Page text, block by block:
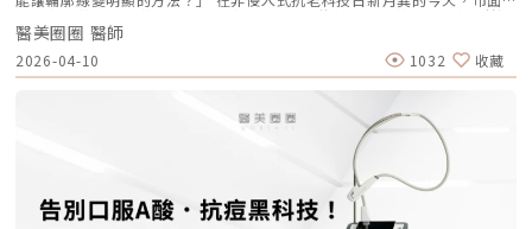
這是一個關鍵的鞏固點，能延續細胞的再生信號，讓拉皮效果更具層次感。
維持期： 經過這 3 次完整的週期療程後，肌膚的緊緻度與細緻質感通常可
以維持九個月左右的時間。2.術後照護：輕盈無負擔的修復由於 Profhilo
是極高純度的玻尿酸且不含化學交聯劑，術後反應極輕。只需在 24 小時內
避免劇烈運動與高溫環境（如溫泉、蒸氣室、高溫瑜伽），其餘日常生活、
上妝均不受影響，非常適合行程滿檔的都會女性。結語：美，是找回妳原本
的自然光采抗老不應該是「加法」，而是「還原」。Profhilo 逆時針的哲
學與辰美學的理念不謀而合：我們不希望客戶變得不像自己，我們希望妳在
未來的日子裡，依然保有那份緊緻、透亮的彈力美感。妳不需要厚重的粉底
來遮蓋疲態，因為最美的底妝，就是妳健康的真皮層。如果妳也想體驗這種
「由內而外」的重塑感，歡迎來到辰美學，讓我們為妳量身定制專屬的逆齡
處方箋。「詳細內容請詳見辰美學官網」
逆時針 (Profhilo) 傳統玻尿酸填充劑 主要功能 「生物重塑」(Bio-
remodeling)， 刺激膠原蛋白和彈力蛋白再生，從根本改善膚質 「填充」
和「支撐」， 用於填補凹陷、雕塑輪廓 成分組成 專利技術結合高低分子玻
尿酸， 64mg/2ml 高濃度，無交聯劑 玻尿酸會添加交聯劑，以增加黏度和
支撐力， 能維持體積不被快速分解 作用機制 注射後會均勻擴散至皮膚深
視個人體質、代謝與保養習慣而異） 約6～18個月 （因品牌、分子大小及
個人體質而異） 值得一提的是，它不像音波拉提需要靠機器操作、產生熱
上的音波儀器琳瑯滿目。但每當病患詢問我最信任哪一台儀器時，我的首選
始終是 Ultherapy 美國音波。而在 2026 年的現在，隨著 Ultherapy
Prime（美音二代） 的問世，醫美界正式進入了「精準醫療」的新紀元。這
篇文章，我將以專業醫師的角度，深度拆解為什麼美音二代會成為我臨床治
療的核心，以及它如何重新定義抗老的黃金標準。一、 為什麼「看得到」
跟病患分享一個觀念：音波拉提不是「能量越強越好」，而是「能量要打在
對的地方」。每個人的皮膚厚度、皮下脂肪分布、筋膜層（SMAS）的深
度，甚至是神經血管的走勢都完全不同。即便是在同一個人的臉上，左側與
右側的組織密度也存在差異。傳統的音波療程多半屬於「盲打」，醫師只能
憑藉經驗去推測深度，這就像是在迷霧中航行，風險與不穩定性自然較高。
1.1 精準醫療的「透視眼」最新的Ultherapy Prime 美國音波二代搭載了升
級版 DeepSEE® 即時影像技術。在施打的每一條能量時，我都能透過 2X 高
醫美圈圈 醫師
2026-04-10 1032 收藏